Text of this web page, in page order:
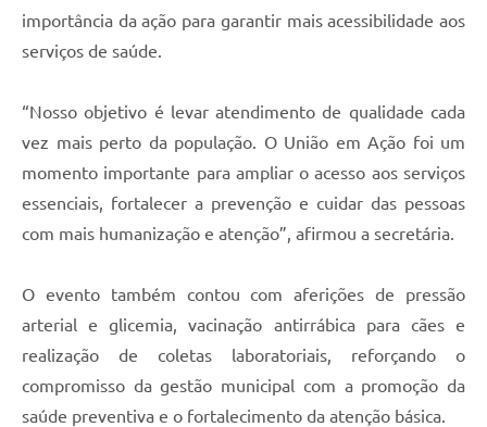
importância da ação para garantir mais acessibilidade aos
serviços de saúde.
“Nosso objetivo é levar atendimento de qualidade cada
vez mais perto da população. O União em Ação foi um
momento importante para ampliar o acesso aos serviços
essenciais, fortalecer a prevenção e cuidar das pessoas
com mais humanização e atenção”, afirmou a secretária.
O evento também contou com aferições de pressão
arterial e glicemia, vacinação antirrábica para cães e
realização de coletas laboratoriais, reforçando o
compromisso da gestão municipal com a promoção da
saúde preventiva e o fortalecimento da atenção básica.